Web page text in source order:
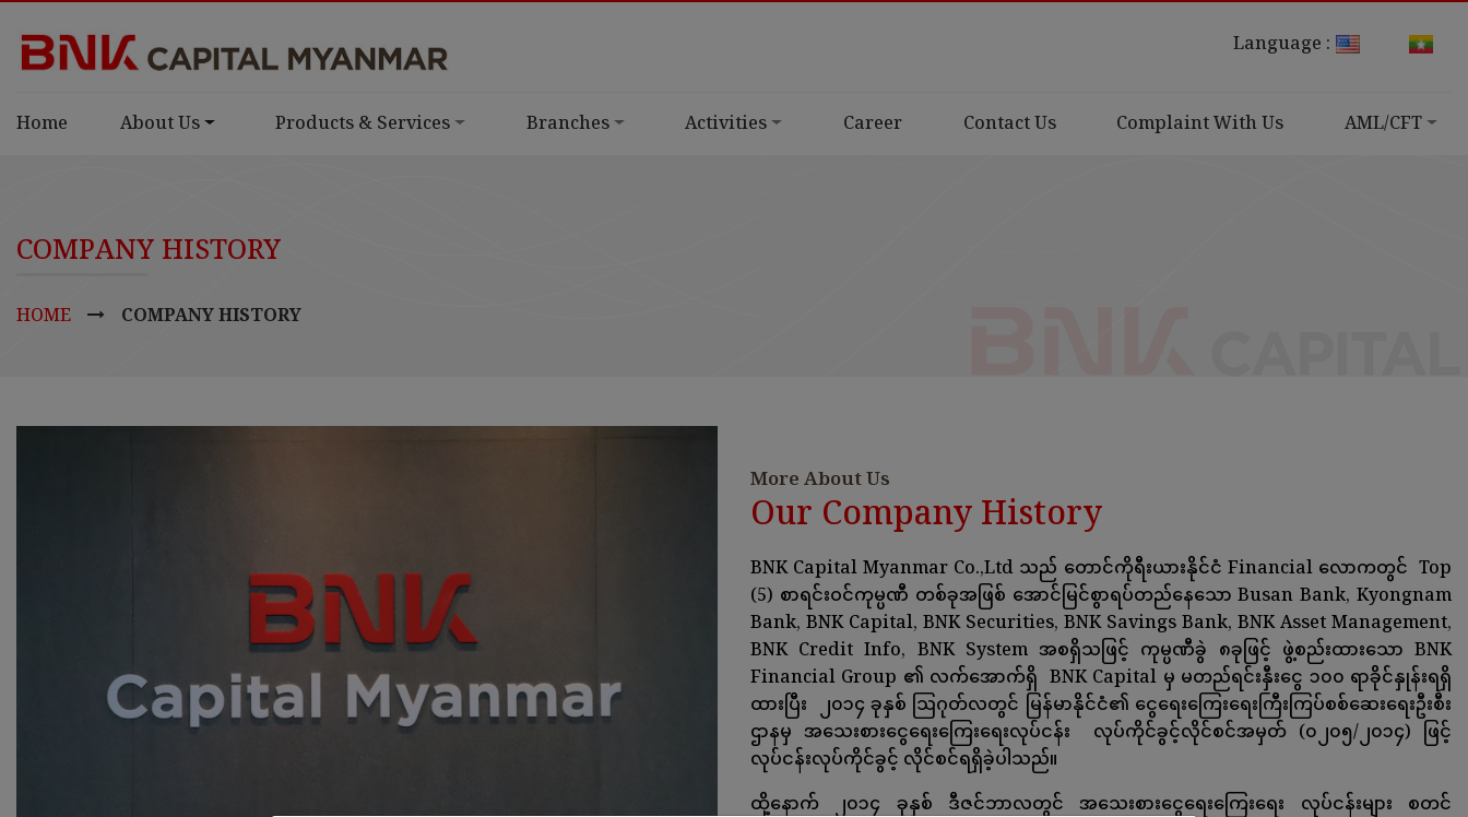
Language :
Home About Us Products & Services Branches Activities Career Contact Us Complaint With Us AML/CFT
COMPANY HISTORY
HOME COMPANY HISTORY
More About Us
Our Company History
BNK Capital Myanmar Co.,Ltd သည် တောင်ကိုရီးယားနိုင်ငံ Financial လောကတွင် Top
(5) စာရင်းဝင်ကုမ္ပဏီ တစ်ခုအဖြစ် အောင်မြင်စွာရပ်တည်နေသော Busan Bank, Kyongnam
Bank, BNK Capital, BNK Securities, BNK Savings Bank, BNK Asset Management,
BNK Credit Info, BNK System အစရှိသဖြင့် ကုမ္ပဏီခွဲ ၈ခုဖြင့် ဖွဲ့စည်းထားသော BNK
Financial Group ၏ လက်အောက်ရှိ BNK Capital မှ မတည်ရင်းနှီးငွေ ၁၀၀ ရာခိုင်နှုန်းရရှိ
ထားပြီး ၂၀၁၄ ခုနှစ် သြဂုတ်လတွင် မြန်မာနိုင်ငံ၏ ငွေရေးကြေးရေးကြီးကြပ်စစ်ဆေးရေးဦးစီး
ဌာနမှ အသေးစားငွေရေးကြေးရေးလုပ်ငန်း လုပ်ကိုင်ခွင့်လိုင်စင်အမှတ် (၀၂၀၅/၂၀၁၄) ဖြင့်
လုပ်ငန်းလုပ်ကိုင်ခွင့် လိုင်စင်ရရှိခဲ့ပါသည်။
ထို့နောက် ၂၀၁၄ ခုနှစ် ဒီဇင်ဘာလတွင် အသေးစားငွေရေးကြေးရေး လုပ်ငန်းများ စတင်